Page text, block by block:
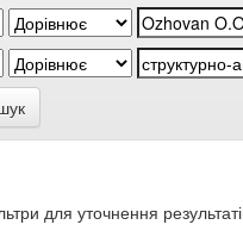
для уточнення